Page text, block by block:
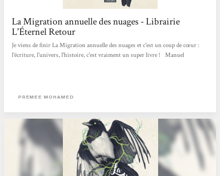
La Migration annuelle des nuages - Librairie
L'Éternel Retour
Je viens de finir La Migration annuelle des nuages et c'est un coup de cœur :
l'écriture, l'univers, l'histoire, c'est vraiment un super livre ! Manuel
PREMEE MOHAMED